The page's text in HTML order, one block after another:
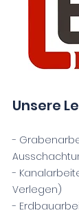
Unsere
-
-
Verlegen)
-